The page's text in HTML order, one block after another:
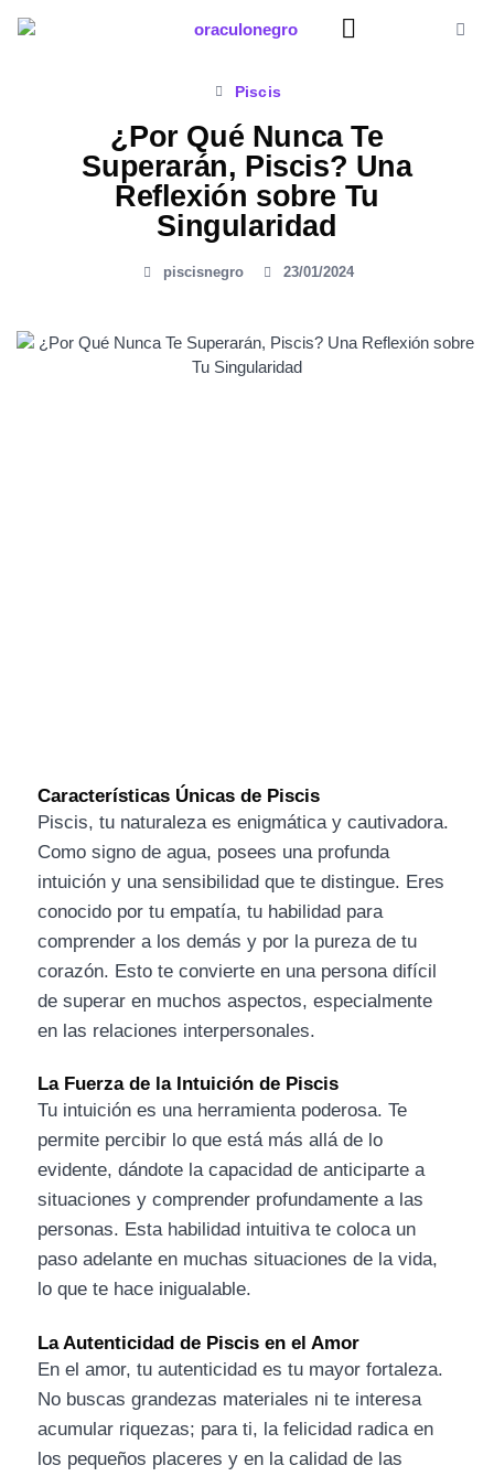
Piscis
¿Por Qué Nunca Te
Superarán, Piscis? Una
Reflexión sobre Tu
Singularidad
piscisnegro 23/01/2024
Características Únicas de Piscis
Piscis, tu naturaleza es enigmática y cautivadora.
Como signo de agua, posees una profunda
intuición y una sensibilidad que te distingue. Eres
conocido por tu empatía, tu habilidad para
comprender a los demás y por la pureza de tu
corazón. Esto te convierte en una persona difícil
de superar en muchos aspectos, especialmente
en las relaciones interpersonales.
La Fuerza de la Intuición de Piscis
Tu intuición es una herramienta poderosa. Te
permite percibir lo que está más allá de lo
evidente, dándote la capacidad de anticiparte a
situaciones y comprender profundamente a las
personas. Esta habilidad intuitiva te coloca un
paso adelante en muchas situaciones de la vida,
lo que te hace inigualable.
La Autenticidad de Piscis en el Amor
En el amor, tu autenticidad es tu mayor fortaleza.
No buscas grandezas materiales ni te interesa
acumular riquezas; para ti, la felicidad radica en
los pequeños placeres y en la calidad de las